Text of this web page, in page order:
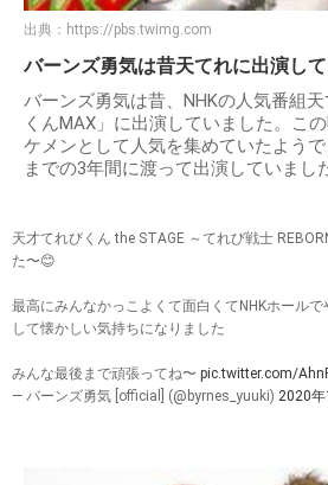
出典： https://pbs.twimg.com
バーンズ勇気は昔天てれに出演し
バーンズ勇気は昔、NHKの人気番組
くんMAX」に出演していました。こ
ケメンとして人気を集めていたよう
までの3年間に渡って出演していまし
天才てれびくん the STAGE ～てれび戦士
た〜😊
最高にみんなかっこよくて面白くてNHKホール
して懐かしい気持ちになりました
みんな最後まで頑張ってね〜 pic.twitter.com/
— バーンズ勇気 [official] (@byrnes_yuuki) 2020